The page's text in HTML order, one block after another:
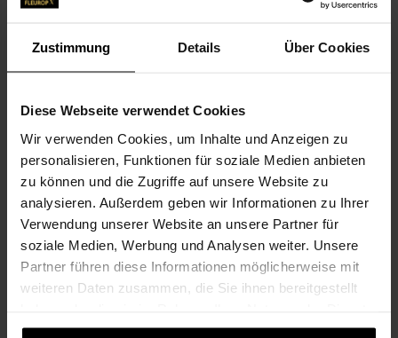
Zustimmung Details Über Cookies
Diese Webseite verwendet Cookies
Wir verwenden Cookies, um Inhalte und Anzeigen zu
personalisieren, Funktionen für soziale Medien anbieten
zu können und die Zugriffe auf unsere Website zu
analysieren. Außerdem geben wir Informationen zu Ihrer
Verwendung unserer Website an unsere Partner für
soziale Medien, Werbung und Analysen weiter. Unsere
Partner führen diese Informationen möglicherweise mit
weiteren Daten zusammen, die Sie ihnen bereitgestellt
gesammelt haben.
KONTAKT
Blumenboutique Hartmann
Hartmann, Egon, Blumenboutique Hartmann
Leipziger Str. 16
98617 Meiningen
03693-410 72
boutique@hartmann-blumen.de